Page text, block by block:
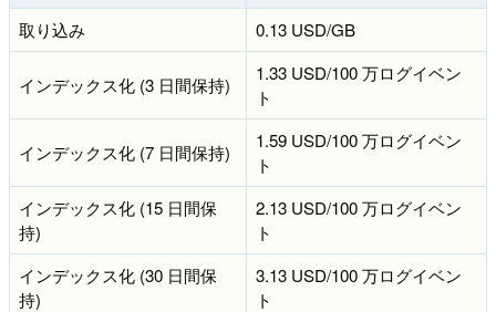
取り込み 0.13 USD/GB
インデックス化 (3 日間保持)
1.33 USD/100 万ログイベン
ト
インデックス化 (7 日間保持)
1.59 USD/100 万ログイベン
ト
インデックス化 (15 日間保
持)
2.13 USD/100 万ログイベン
ト
インデックス化 (30 日間保
持)
3.13 USD/100 万ログイベン
ト